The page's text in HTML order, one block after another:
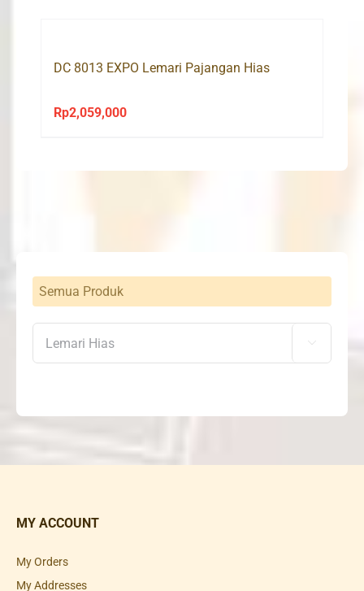
DC 8013 EXPO Lemari Pajangan Hias
Rp2,059,000
Semua Produk

MY ACCOUNT
My Orders
My Addresses